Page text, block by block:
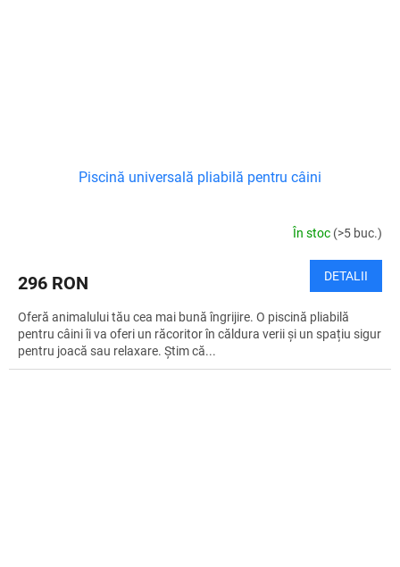
Piscină universală pliabilă pentru câini
În stoc (>5 buc.)
296 RON DETALII
Oferă animalului tău cea mai bună îngrijire. O piscină pliabilă
pentru câini îi va oferi un răcoritor în căldura verii și un spațiu sigur
pentru joacă sau relaxare. Știm că...